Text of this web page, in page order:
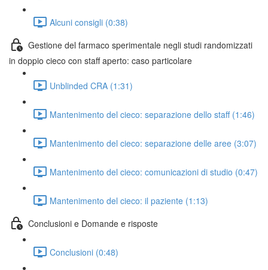
Alcuni consigli (0:38)
Gestione del farmaco sperimentale negli studi randomizzati
in doppio cieco con staff aperto: caso particolare
Unblinded CRA (1:31)
Mantenimento del cieco: separazione dello staff (1:46)
Mantenimento del cieco: separazione delle aree (3:07)
Mantenimento del cieco: comunicazioni di studio (0:47)
Mantenimento del cieco: il paziente (1:13)
Conclusioni e Domande e risposte
Conclusioni (0:48)